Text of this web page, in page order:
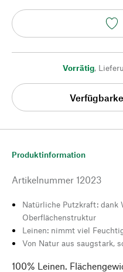
Vorrätig,
Produktinformation
Artikelnummer 12023
Natürliche Putzkraft: dank
Oberflächenstruktur
Leinen: nimmt viel
Von Natur aus saugstark,
100% Leinen.